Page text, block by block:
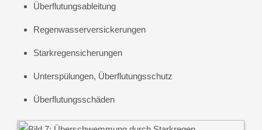
Überflutungsableitung
Regenwasserversickerungen
Starkregensicherungen
Unterspülungen, Überflutungsschutz
Überflutungsschäden